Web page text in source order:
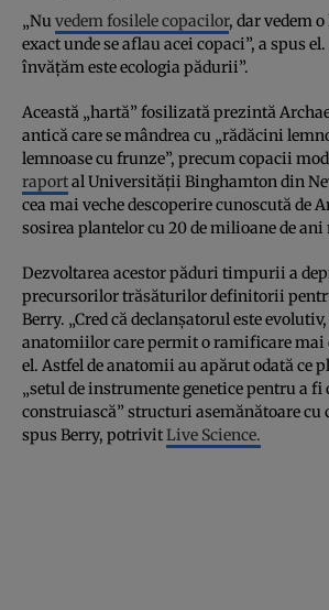
„Nu vedem fosilele copacilor, dar vedem
exact unde se aflau acei copaci”, a spus el.
învățăm este ecologia pădurii”.
Această „hartă” fosilizată prezintă
antică care se mândrea cu „rădăcini
lemnoase cu frunze”, precum copacii
raportal Universității Binghamton din
cea mai veche descoperire cunoscută de
sosirea plantelor cu 20 de milioane de
Dezvoltarea acestor păduri timpurii a
precursorilor trăsăturilor definitorii
Berry. „Cred că declanșatorul este
anatomiilor care permit o ramificare mai
el. Astfel de anatomii au apărut odată ce
„setul de instrumente genetice pentru a fi
construiască” structuri asemănătoare cu
spus Berry, potrivitLive Science.